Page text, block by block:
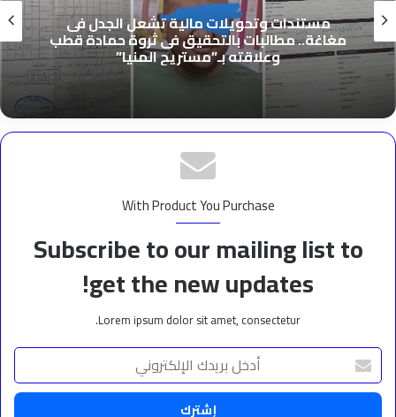
مستندات وتحويلات مالية تشعل الجدل فى
مغاغة.. مطالبات بالتحقيق فى ثروة حمادة قطب
وعلاقته بـ”مستريح المنيا”
With Product You Purchase
Subscribe to our mailing list to
get the new updates!
Lorem ipsum dolor sit amet, consectetur.
أدخل
بريدك
الإلكتروني